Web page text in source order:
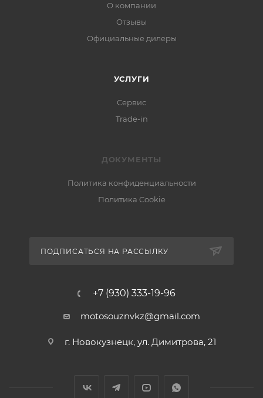
О компании
Отзывы
Официальные дилеры
УСЛУГИ
Сервис
Trade-in
ДОКУМЕНТЫ
Политика конфиденциальности
Политика Cookie
ПОДПИСАТЬСЯ НА РАССЫЛКУ
+7 (930) 333-19-96
motosouznvkz@gmail.com
г. Новокузнецк, ул. Димитрова, 21